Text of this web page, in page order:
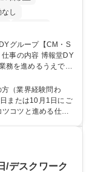
し
務を進めるうえで発
告の入稿サポー
ます。 ◆得意
理、確認 ◆広告出稿
の情報管理、不備確
10月入社限定！
（業界経験問わ
または10月1日にご
/デスクワーク